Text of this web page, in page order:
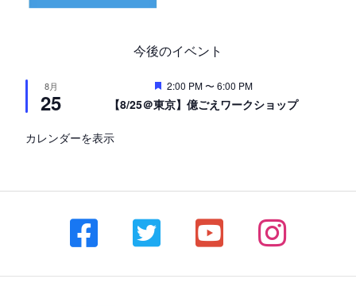
今後のイベント
8月
25
注
目
2:00 PM〜6:00 PM
【8/25＠東京】億ごえワークショップ
カレンダーを表示